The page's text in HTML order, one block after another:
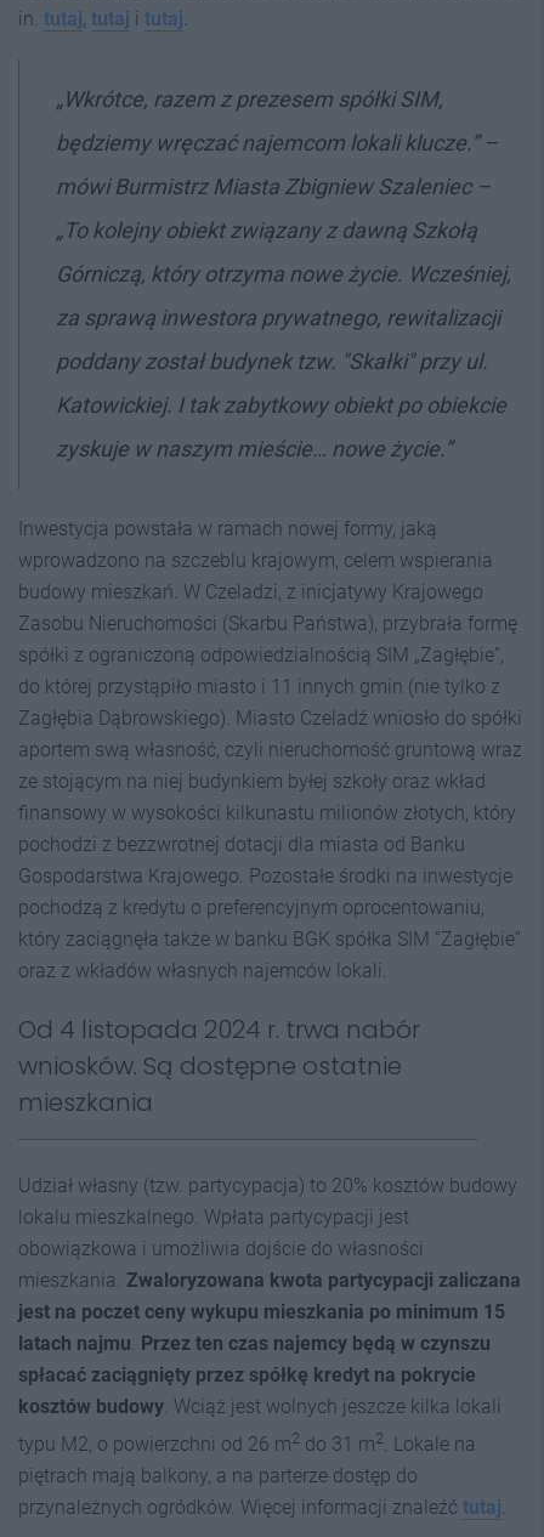
in. tutaj, tutaj i tutaj.
„Wkrótce, razem z prezesem spółki SIM,
będziemy wręczać najemcom lokali klucze.” –
mówi Burmistrz Miasta Zbigniew Szaleniec –
„To kolejny obiekt związany z dawną Szkołą
Górniczą, który otrzyma nowe życie. Wcześniej,
za sprawą inwestora prywatnego, rewitalizacji
poddany został budynek tzw. "Skałki" przy ul.
Katowickiej. I tak zabytkowy obiekt po obiekcie
zyskuje w naszym mieście… nowe życie.”
Inwestycja powstała w ramach nowej formy, jaką
wprowadzono na szczeblu krajowym, celem wspierania
budowy mieszkań. W Czeladzi, z inicjatywy Krajowego
Zasobu Nieruchomości (Skarbu Państwa), przybrała formę
spółki z ograniczoną odpowiedzialnością SIM „Zagłębie”,
do której przystąpiło miasto i 11 innych gmin (nie tylko z
Zagłębia Dąbrowskiego). Miasto Czeladź wniosło do spółki
aportem swą własność, czyli nieruchomość gruntową wraz
ze stojącym na niej budynkiem byłej szkoły oraz wkład
finansowy w wysokości kilkunastu milionów złotych, który
pochodzi z bezzwrotnej dotacji dla miasta od Banku
Gospodarstwa Krajowego. Pozostałe środki na inwestycje
pochodzą z kredytu o preferencyjnym oprocentowaniu,
który zaciągnęła także w banku BGK spółka SIM ”Zagłębie”
oraz z wkładów własnych najemców lokali.
Od 4 listopada 2024 r. trwa nabór
wniosków. Są dostępne ostatnie
mieszkania
Udział własny (tzw. partycypacja) to 20% kosztów budowy
lokalu mieszkalnego. Wpłata partycypacji jest
obowiązkowa i umożliwia dojście do własności
mieszkania. Zwaloryzowana kwota partycypacji zaliczana
jest na poczet ceny wykupu mieszkania po minimum 15
latach najmu. Przez ten czas najemcy będą w czynszu
spłacać zaciągnięty przez spółkę kredyt na pokrycie
kosztów budowy. Wciąż jest wolnych jeszcze kilka lokali
typu M2, o powierzchni od 26 m2 do 31 m2. Lokale na
piętrach mają balkony, a na parterze dostęp do
przynależnych ogródków. Więcej informacji znaleźć tutaj.